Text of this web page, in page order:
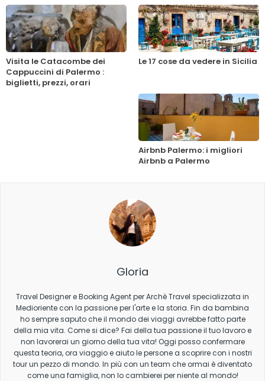
Visita le Catacombe dei
Cappuccini di Palermo :
biglietti, prezzi, orari
Le 17 cose da vedere in Sicilia
Airbnb Palermo: i migliori
Airbnb a Palermo
Gloria
Travel Designer e Booking Agent per Archè Travel specializzata in
Medioriente con la passione per l'arte e la storia. Fin da bambina
ho sempre saputo che il mondo dei viaggi avrebbe fatto parte
della mia vita. Come si dice? Fai della tua passione il tuo lavoro e
non lavorerai un giorno della tua vita! Oggi posso confermare
questa teoria, ora viaggio e aiuto le persone a scoprire con i nostri
tour un pezzo di mondo. In più con un team che ormai è diventato
come una famiglia, non lo cambierei per niente al mondo!